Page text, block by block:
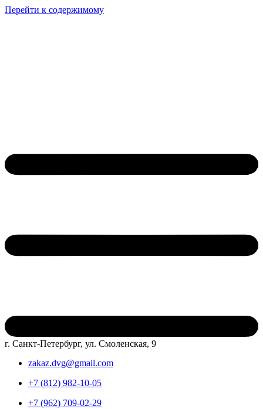
Перейти к содержимому
г. Санкт-Петербург, ул. Смоленская, 9
zakaz.dvg@gmail.com
+7 (812) 982-10-05
+7 (962) 709-02-29